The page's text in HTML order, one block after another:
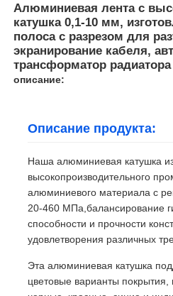
Алюминиевая лента с
катушка 0,1-10 мм,
полоса с разрезом для
экранирование кабеля,
трансформатор радиатора
описание:
Описание продукта:
Наша алюминиевая катушка
высокопроизводительного
алюминиевого материала с
20-460 МПа,балансирование
способности и прочности
удовлетворения различных
Эта алюминиевая катушка
цветовые варианты покрытия,